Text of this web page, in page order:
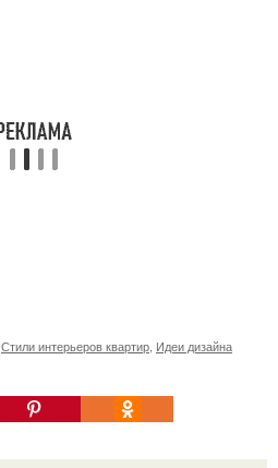
Стили интерьеров квартир Идеи дизайна